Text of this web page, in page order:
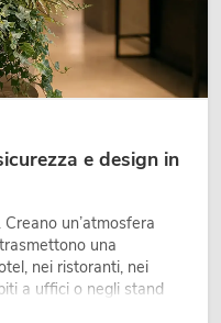
e design in
un’atmosfera
una
nei ristoranti, nei
a uffici o negli stand
è ormai parte